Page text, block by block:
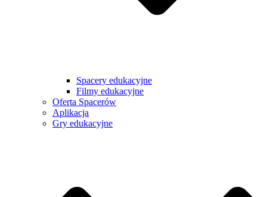
Spacery edukacyjne
Filmy edukacyjne
Oferta Spacerów
Aplikacja
Gry edukacyjne